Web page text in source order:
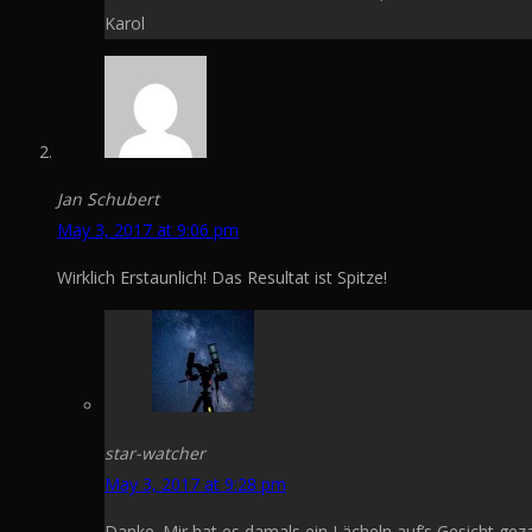
Karol
Jan Schubert
May 3, 2017 at 9:06 pm
Wirklich Erstaunlich! Das Resultat ist Spitze!
star-watcher
May 3, 2017 at 9:28 pm